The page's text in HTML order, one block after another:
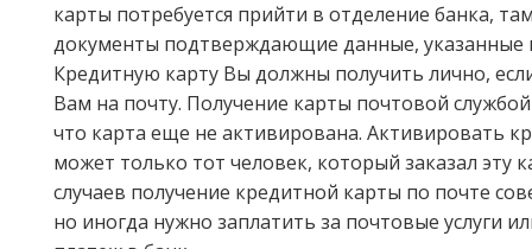
карты потребуется прийти в отделение банка,
документы подтверждающие данные, указанные
Кредитную карту Вы должны получить лично,
Вам на почту. Получение карты почтовой
что карта еще не активирована. Активировать
может только тот человек, который заказал эту
случаев получение кредитной карты по почте
но иногда нужно заплатить за почтовые услуги